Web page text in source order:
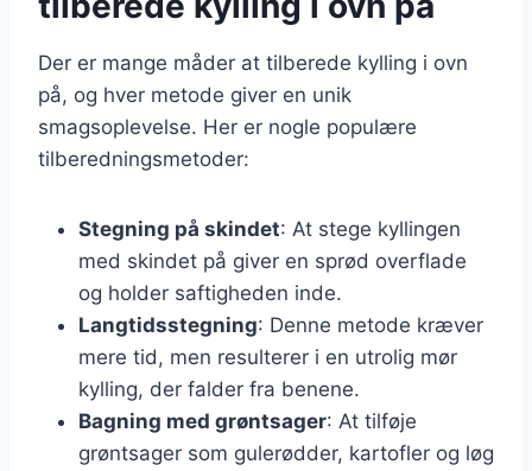
Der er mange måder at tilberede kylling i ovn
på, og hver metode giver en unik
smagsoplevelse. Her er nogle populære
tilberedningsmetoder:
Stegning på skindet: At stege kyllingen
med skindet på giver en sprød overflade
og holder saftigheden inde.
Langtidsstegning: Denne metode kræver
mere tid, men resulterer i en utrolig mør
kylling, der falder fra benene.
Bagning med grøntsager: At tilføje
grøntsager som gulerødder, kartofler og løg